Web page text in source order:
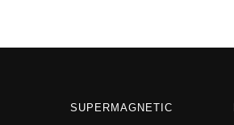
SUPERMAGNETIC